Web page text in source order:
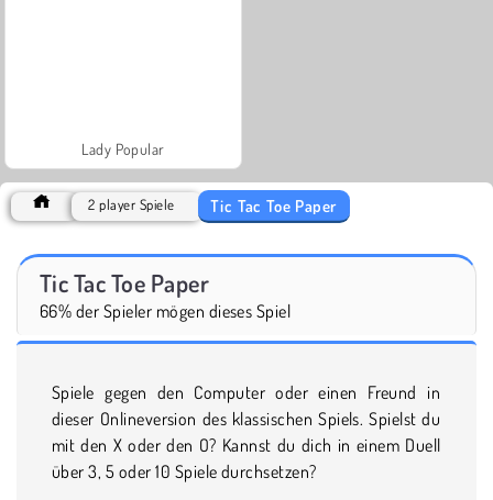
Lady Popular
2 player Spiele Tic Tac Toe Paper
Tic Tac Toe Paper
66% der Spieler mögen dieses Spiel
Spiele gegen den Computer oder einen Freund in
dieser Onlineversion des klassischen Spiels. Spielst du
mit den X oder den O? Kannst du dich in einem Duell
über 3, 5 oder 10 Spiele durchsetzen?